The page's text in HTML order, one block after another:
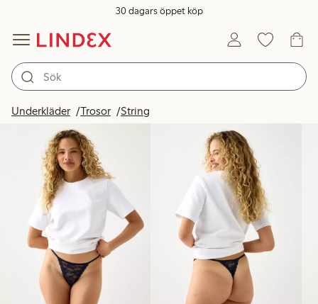
30 dagars öppet köp
Underkläder Trosor String